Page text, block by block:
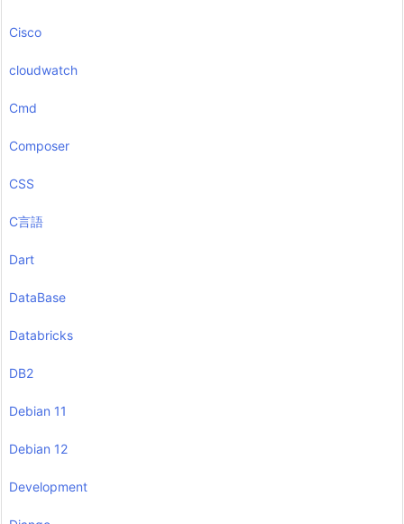
Cisco
cloudwatch
Cmd
Composer
CSS
C言語
Dart
DataBase
Databricks
DB2
Debian 11
Debian 12
Development